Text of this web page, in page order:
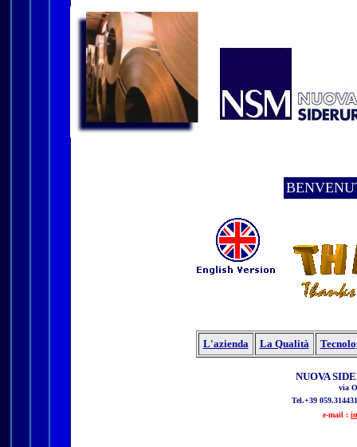
L'azienda La Qualità
NUOVA
via
Tel.+39
e-mail :